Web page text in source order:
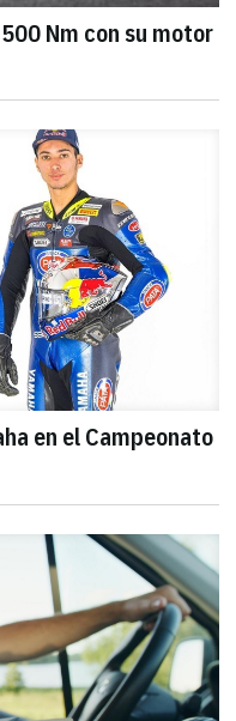
Nm con su motor
en el Campeonato